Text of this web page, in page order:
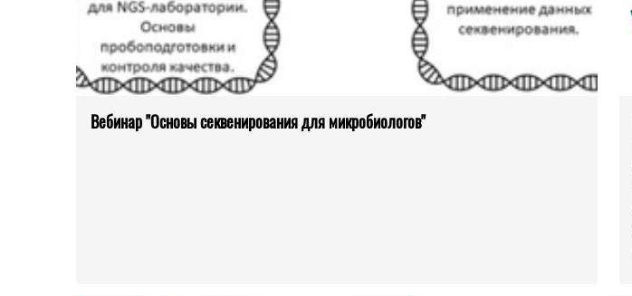
Вебинар "Основы секвенирования для микробиологов"